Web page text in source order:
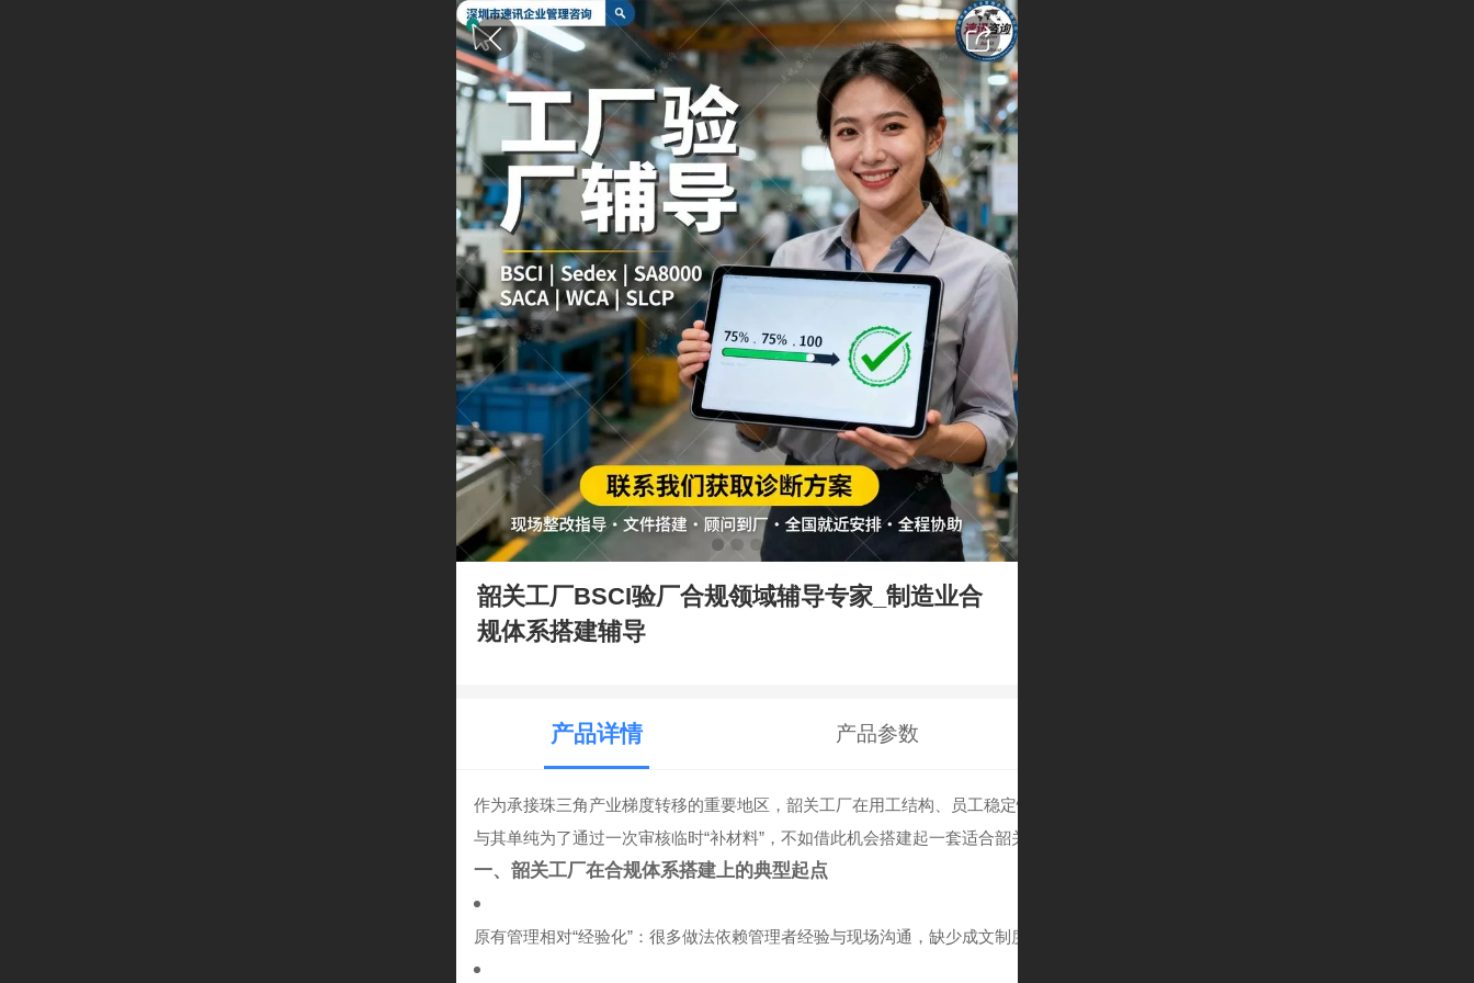
韶关工厂BSCI验厂合规领域辅导专家_制造业合
规体系搭建辅导
产品详情 产品参数
作为承接珠三角产业梯度转移的重要地区，韶关工厂在用工结构、员工稳定性、生产波动等方面有其独特特点。很多企业在接触 BSCI
与其单纯为了通过一次审核临时“补材料”，不如借此机会搭建起一套适合韶关制造业实际情况的合规管理框架，让社会责任要求变成日常
一、韶关工厂在合规体系搭建上的典型起点
原有管理相对“经验化”：很多做法依赖管理者经验与现场沟通，缺少成文制度与稳定流程。